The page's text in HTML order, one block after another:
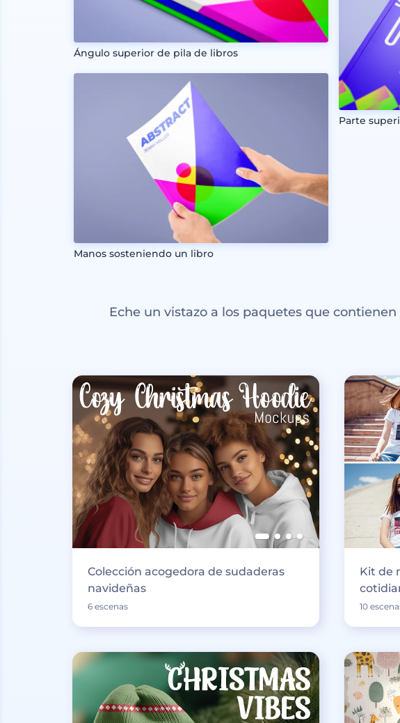
Ángulo superior de pila de libros
Manos sosteniendo un libro
Parte
Eche un vistazo a los paquetes que
Colección acogedora de sudaderas
navideñas
6 escenas
Kit de
10